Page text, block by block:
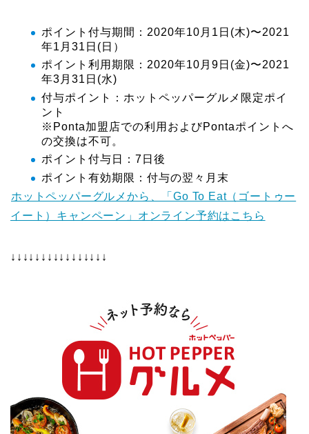
ポイント付与期間：2020年10月1日(木)〜2021
年1月31日(日）
ポイント利用期限：2020年10月9日(金)〜2021
年3月31日(水)
付与ポイント：ホットペッパーグルメ限定ポイ
ント
※Ponta加盟店での利用およびPontaポイントへ
の交換は不可。
ポイント付与日：7日後
ポイント有効期限：付与の翌々月末
ホットペッパーグルメから、「Go To Eat（ゴートゥー
イート）キャンペーン」オンライン予約はこちら
↓↓↓↓↓↓↓↓↓↓↓↓↓↓↓↓